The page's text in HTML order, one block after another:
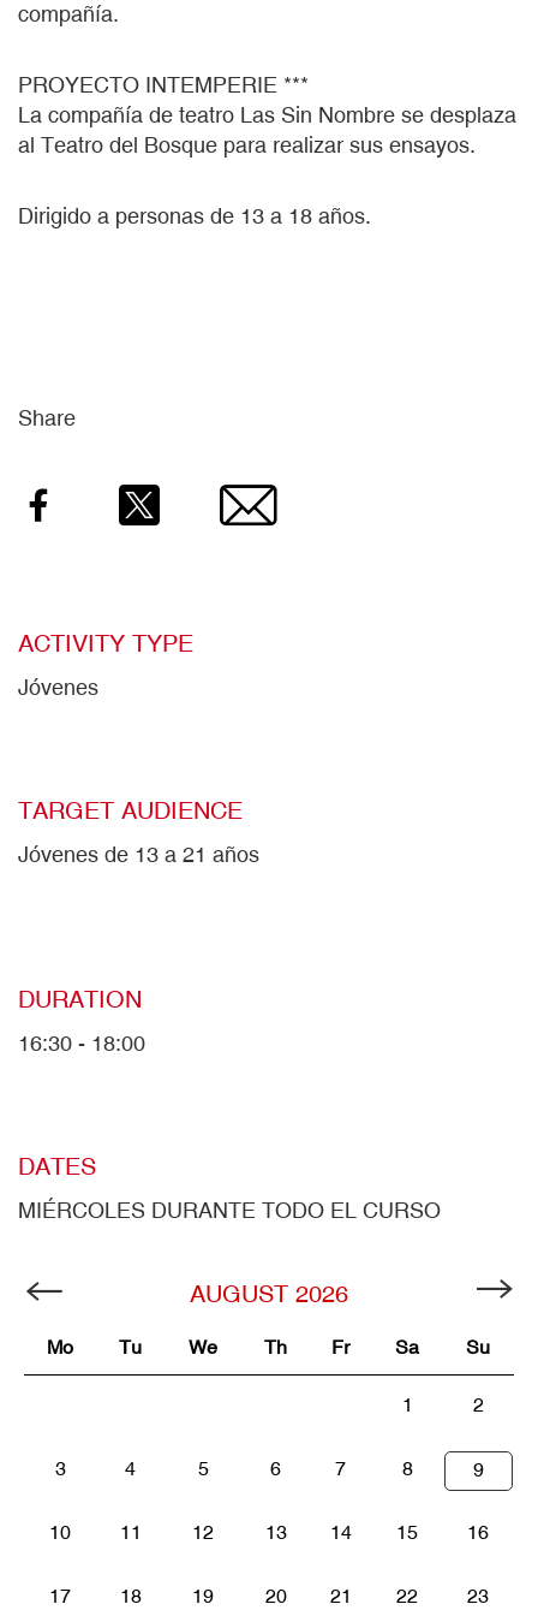
compañía.
PROYECTO INTEMPERIE ***
La compañía de teatro Las Sin Nombre se desplaza
al Teatro del Bosque para realizar sus ensayos.
Dirigido a personas de 13 a 18 años.
Share
Facebook Email
ACTIVITY TYPE
Jóvenes
TARGET AUDIENCE
Jóvenes de 13 a 21 años
DURATION
16:30 - 18:00
DATES
MIÉRCOLES DURANTE TODO EL CURSO
AUGUST 2026
Mo Tu We Th Fr Sa Su
1 2
3 4 5 6 7 8 9
10 11 12 13 14 15 16
17 18 19 20 21 22 23